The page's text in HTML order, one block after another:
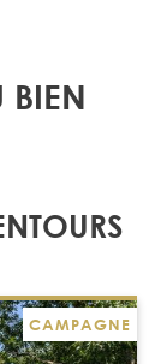
BIEN
CAMPAGNE